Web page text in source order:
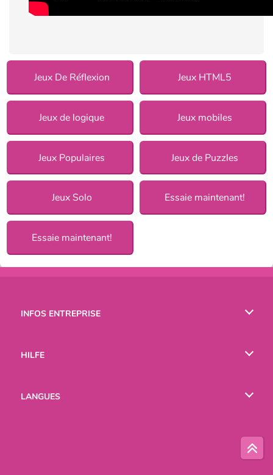
Jeux De Réflexion Jeux HTML5
Jeux de logique Jeux mobiles
Jeux Populaires Jeux de Puzzles
Jeux Solo Essaie maintenant!
Essaie maintenant!
INFOS ENTREPRISE
HILFE
LANGUES